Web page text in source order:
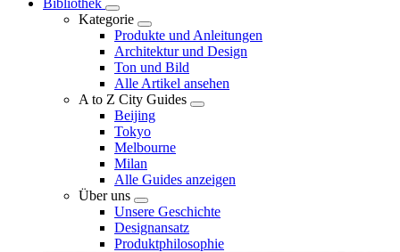
Kategorie
Produkte und Anleitungen
Architektur und Design
Ton und Bild
Alle Artikel ansehen
A to Z City Guides
Beijing
Tokyo
Melbourne
Milan
Alle Guides anzeigen
Über uns
Unsere Geschichte
Designansatz
Produktphilosophie